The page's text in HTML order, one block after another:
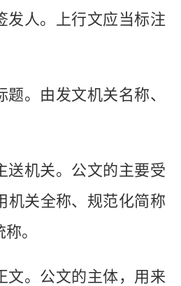
人。上行文应当标注
。由发文机关名称、
机关。公文的主要受
机关全称、规范化简称
。
。公文的主体，用来